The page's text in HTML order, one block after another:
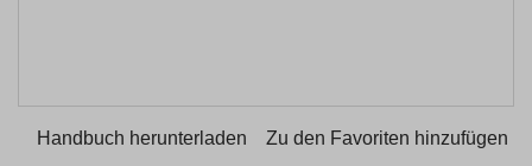
Handbuch herunterladen Zu den Favoriten hinzufügen